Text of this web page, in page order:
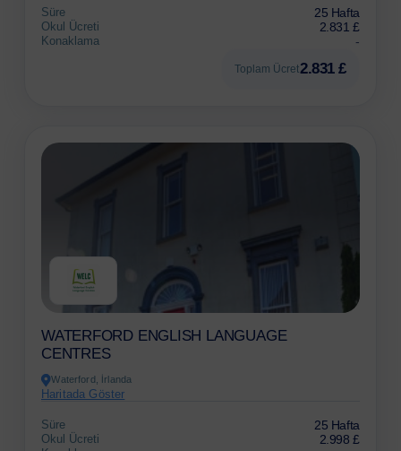
Süre 25 Hafta
Okul Ücreti 2.831 £
Konaklama -
Toplam Ücret2.831 £
WATERFORD ENGLISH LANGUAGE
CENTRES
Waterford, İrlanda
Haritada Göster
Süre 25 Hafta
Okul Ücreti 2.998 £